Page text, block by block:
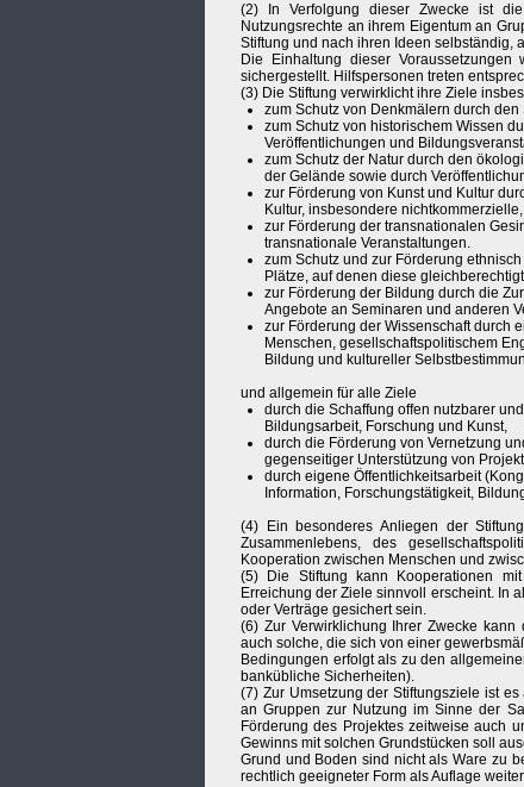
(2) In Verfolgung dieser Zwecke ist
Nutzungsrechte an ihrem Eigentum an
Stiftung und nach ihren Ideen selbständig,
Die Einhaltung dieser
sichergestellt. Hilfspersonen treten
(3) Die Stiftung verwirklicht ihre Ziele
zum Schutz von Denkmälern durch
zum Schutz von historischem Wissen
Veröffentlichungen und
zum Schutz der Natur durch den
der Gelände sowie durch
zur Förderung von Kunst und Kultur
Kultur, insbesondere
zur Förderung der transnationalen
transnationale Veranstaltungen.
zum Schutz und zur Förderung
Plätze, auf denen diese
zur Förderung der Bildung durch die
Angebote an Seminaren und anderen
zur Förderung der Wissenschaft durch
Menschen, gesellschaftspolitischem
Bildung und kultureller
und allgemein für alle Ziele
durch die Schaffung offen nutzbarer
Bildungsarbeit, Forschung und Kunst,
durch die Förderung von Vernetzung
gegenseitiger Unterstützung von
durch eigene Öffentlichkeitsarbeit
Information, Forschungstätigkeit,
(4) Ein besonderes Anliegen der
Zusammenlebens, des
Kooperation zwischen Menschen und
(5) Die Stiftung kann Kooperationen
Erreichung der Ziele sinnvoll erscheint. In
oder Verträge gesichert sein.
(6) Zur Verwirklichung Ihrer Zwecke
auch solche, die sich von einer
Bedingungen erfolgt als zu den
bankübliche Sicherheiten).
(7) Zur Umsetzung der Stiftungsziele ist
an Gruppen zur Nutzung im Sinne der
Förderung des Projektes zeitweise auch
Gewinns mit solchen Grundstücken soll
Grund und Boden sind nicht als Ware zu
rechtlich geeigneter Form als Auflage